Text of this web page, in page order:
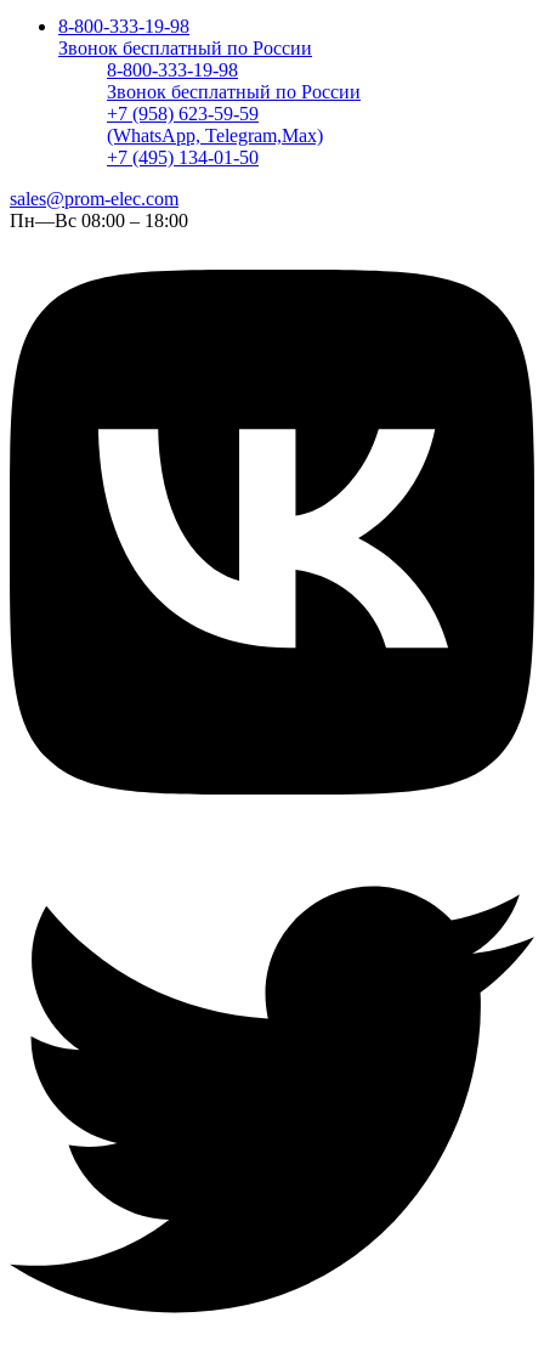
8-800-333-19-98
Звонок бесплатный по России
8-800-333-19-98
Звонок бесплатный по России
+7 (958) 623-59-59
(WhatsApp, Telegram,Max)
+7 (495) 134-01-50
sales@prom-elec.com
Пн—Вс 08:00 – 18:00